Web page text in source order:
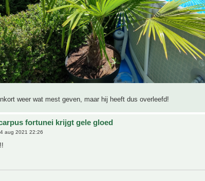
weer wat mest geven, maar hij heeft dus overleefd!
fortunei krijgt gele gloed
aug 2021 22:26